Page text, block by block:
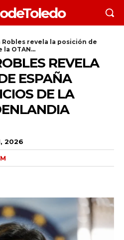
revela la posición de
OTAN...
REVELA
ESPAÑA
DE LA
2026